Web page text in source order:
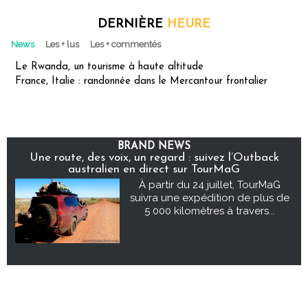
DERNIÈRE HEURE
News Les + lus Les + commentés
Le Rwanda, un tourisme à haute altitude
France, Italie : randonnée dans le Mercantour frontalier
BRAND NEWS
Une route, des voix, un regard : suivez l’Outback
australien en direct sur TourMaG
À partir du 24 juillet, TourMaG
suivra une expédition de plus de
5 000 kilomètres à travers...